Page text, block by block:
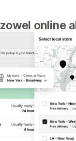
online